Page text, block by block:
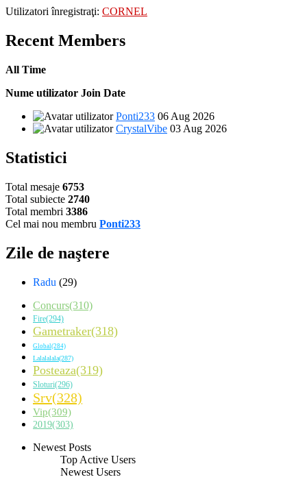
Utilizatori înregistraţi: CORNEL
Recent Members
All Time
Nume utilizator Join Date
Ponti233 06 Aug 2026
CrystalVibe 03 Aug 2026
Statistici
Total mesaje 6753
Total subiecte 2740
Total membri 3386
Cel mai nou membru Ponti233
Zile de naştere
Radu (29)
Concurs(310)
Fire(294)
Gametraker(318)
Global(284)
Lalalalala(287)
Posteaza(319)
Sloturi(296)
Srv(328)
Vip(309)
2019(303)
Newest Posts
Top Active Users
Newest Users